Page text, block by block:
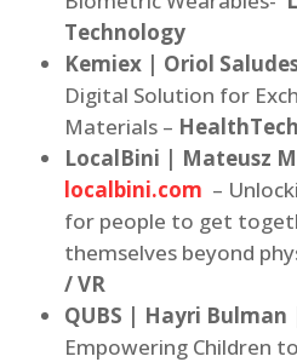
Technology
Kemiex | Oriol
Digital Solution for
Materials –
LocalBini | Mateusz
localbini.com –
for people to get
themselves beyond
/ VR
QUBS | Hayri Bulman
Empowering Children